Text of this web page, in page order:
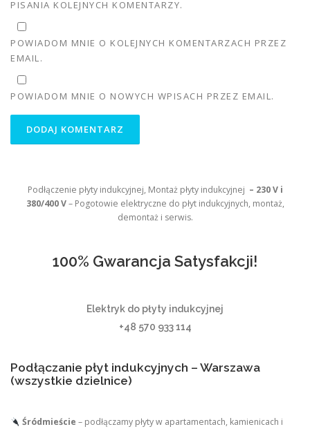
PISANIA KOLEJNYCH KOMENTARZY.
POWIADOM MNIE O KOLEJNYCH KOMENTARZACH PRZEZ
EMAIL.
POWIADOM MNIE O NOWYCH WPISACH PRZEZ EMAIL.
Podłączenie płyty indukcyjnej, Montaż płyty indukcyjnej – 230 V i
380/400 V– Pogotowie elektryczne do płyt indukcyjnych, montaż,
demontaż i serwis.
100% Gwarancja Satysfakcji!
Elektryk do płyty indukcyjnej
+48 570 933 114
Podłączanie płyt indukcyjnych – Warszawa
(wszystkie dzielnice)
Śródmieście – podłączamy płyty w apartamentach, kamienicach i